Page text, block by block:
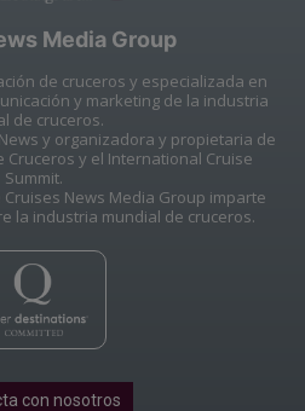
Media Group
de cruceros y especializada en
y marketing de la industria
de cruceros.
y organizadora y propietaria de
Cruceros y el International Cruise
Summit.
News Media Group imparte
la industria mundial de cruceros.
con nosotros